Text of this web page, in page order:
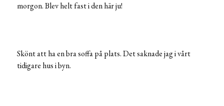
morgon. Blev helt fast i den här ju!
Skönt att ha en bra soffa på plats. Det saknade jag i vårt
tidigare hus i byn.